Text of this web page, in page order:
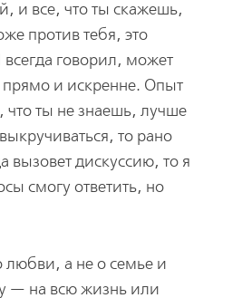
и все, что ты скажешь,
против тебя, это
говорил, может
и искренне. Опыт
ты не знаешь, лучше
то рано
вызовет дискуссию, то я
смогу ответить, но
любви, а не о семье и
— на всю жизнь или